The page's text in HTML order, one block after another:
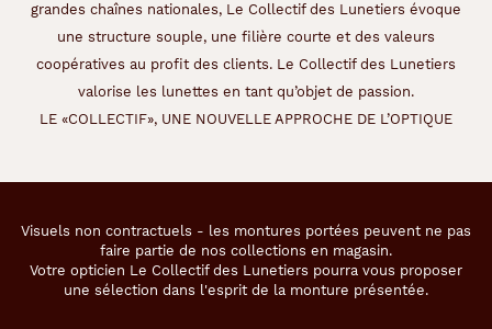
grandes chaînes nationales, Le Collectif des Lunetiers évoque
une structure souple, une filière courte et des valeurs
coopératives au profit des clients. Le Collectif des Lunetiers
valorise les lunettes en tant qu’objet de passion.
LE «COLLECTIF», UNE NOUVELLE APPROCHE DE L’OPTIQUE
Visuels non contractuels - les montures portées peuvent ne pas
faire partie de nos collections en magasin.
Votre opticien Le Collectif des Lunetiers pourra vous proposer
une sélection dans l'esprit de la monture présentée.